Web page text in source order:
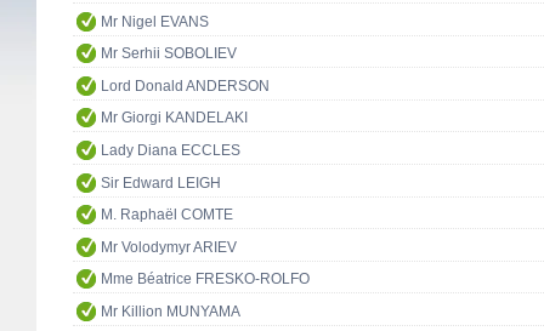
Mr Nigel EVANS
Mr Serhii SOBOLIEV
Lord Donald ANDERSON
Mr Giorgi KANDELAKI
Lady Diana ECCLES
Sir Edward LEIGH
M. Raphaël COMTE
Mr Volodymyr ARIEV
Mme Béatrice FRESKO-ROLFO
Mr Killion MUNYAMA